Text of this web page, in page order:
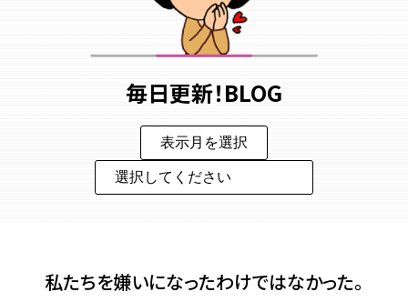
毎日更新！BLOG
私たちを嫌いになったわけではなかった。